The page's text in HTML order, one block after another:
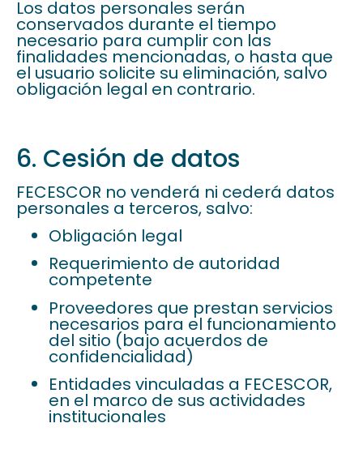
Los datos personales serán
conservados durante el tiempo
necesario para cumplir con las
finalidades mencionadas, o hasta que
el usuario solicite su eliminación, salvo
obligación legal en contrario.
6. Cesión de datos
FECESCOR no venderá ni cederá datos
personales a terceros, salvo:
Obligación legal
Requerimiento de autoridad
competente
Proveedores que prestan servicios
necesarios para el funcionamiento
del sitio (bajo acuerdos de
confidencialidad)
Entidades vinculadas a FECESCOR,
en el marco de sus actividades
institucionales